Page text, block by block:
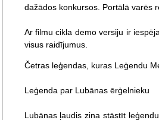
dažādos konkursos. Portālā varēs
Ar filmu cikla demo versiju ir
visus raidījumus.
Četras leģendas, kuras Leģendu
Leģenda par Lubānas ērģelnieku
Lubānas ļaudis zina stāstīt